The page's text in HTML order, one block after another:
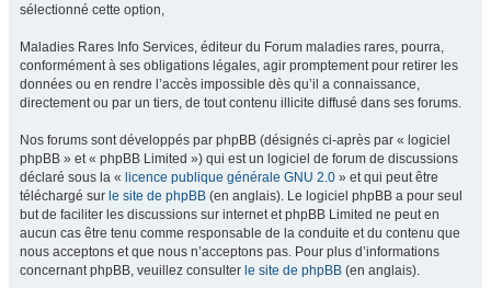
sélectionné cette option,
Maladies Rares Info Services, éditeur du Forum maladies rares, pourra,
conformément à ses obligations légales, agir promptement pour retirer les
données ou en rendre l’accès impossible dès qu’il a connaissance,
directement ou par un tiers, de tout contenu illicite diffusé dans ses forums.
Nos forums sont développés par phpBB (désignés ci-après par « logiciel
phpBB » et « phpBB Limited ») qui est un logiciel de forum de discussions
déclaré sous la « licence publique générale GNU 2.0 » et qui peut être
téléchargé sur le site de phpBB (en anglais). Le logiciel phpBB a pour seul
but de faciliter les discussions sur internet et phpBB Limited ne peut en
aucun cas être tenu comme responsable de la conduite et du contenu que
nous acceptons et que nous n’acceptons pas. Pour plus d’informations
concernant phpBB, veuillez consulter le site de phpBB (en anglais).